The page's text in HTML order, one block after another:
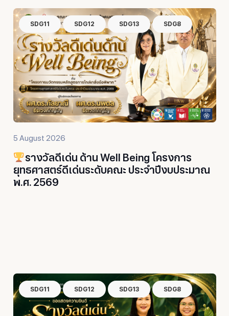
SDG11 SDG12 SDG13 SDG8
5 August 2026
รางวัลดีเด่น ด้าน Well Being โครงการ
ยุทธศาสตร์ดีเด่นระดับคณะ ประจำปีงบประมาณ
พ.ศ. 2569
SDG11 SDG12 SDG13 SDG8